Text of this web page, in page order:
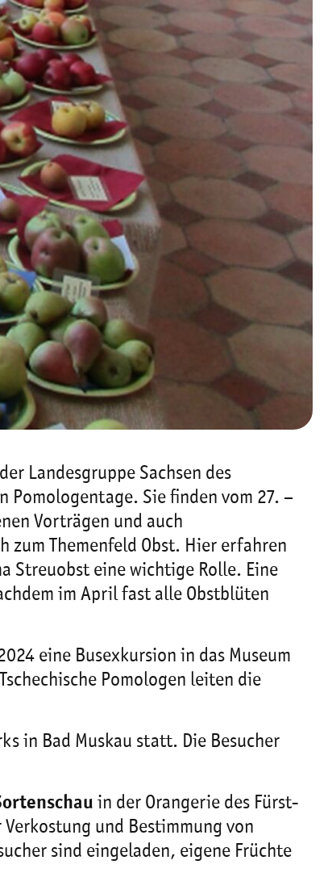
Landesgruppe Sachsen des
Pomologentage. Sie finden vom 27. –
Vorträgen und auch
zum Themenfeld Obst. Hier erfahren
Streuobst eine wichtige Rolle. Eine
im April fast alle Obstblüten
eine Busexkursion in das Museum
Pomologen leiten die
in Bad Muskau statt. Die Besucher
in der Orangerie des Fürst-
und Bestimmung von
sind eingeladen, eigene Früchte